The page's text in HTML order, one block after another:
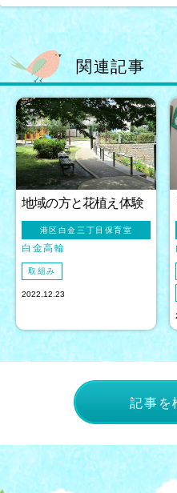
関連記事
地域の方と花植え体験
港区白金三丁目保育室
白金高輪
取組み
2022.12.23
記事を